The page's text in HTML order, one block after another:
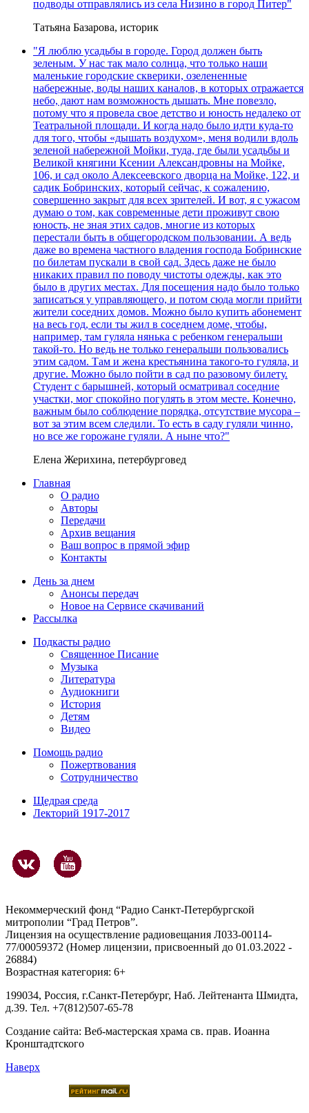
подводы отправлялись из села Низино в город Питер"
Татьяна Базарова, историк
"Я люблю усадьбы в городе. Город должен быть
зеленым. У нас так мало солнца, что только наши
маленькие городские скверики, озелененные
набережные, воды наших каналов, в которых отражается
небо, дают нам возможность дышать. Мне повезло,
потому что я провела свое детство и юность недалеко от
Театральной площади. И когда надо было идти куда-то
для того, чтобы «дышать воздухом», меня водили вдоль
зеленой набережной Мойки, туда, где были усадьбы и
Великой княгини Ксении Александровны на Мойке,
106, и сад около Алексеевского дворца на Мойке, 122, и
садик Бобринских, который сейчас, к сожалению,
совершенно закрыт для всех зрителей. И вот, я с ужасом
думаю о том, как современные дети проживут свою
юность, не зная этих садов, многие из которых
перестали быть в общегородском пользовании. А ведь
даже во времена частного владения господа Бобринские
по билетам пускали в свой сад. Здесь даже не было
никаких правил по поводу чистоты одежды, как это
было в других местах. Для посещения надо было только
записаться у управляющего, и потом сюда могли прийти
жители соседних домов. Можно было купить абонемент
на весь год, если ты жил в соседнем доме, чтобы,
например, там гуляла нянька с ребенком генеральши
такой-то. Но ведь не только генеральши пользовались
этим садом. Там и жена крестьянина такого-то гуляла, и
другие. Можно было пойти в сад по разовому билету.
Студент с барышней, который осматривал соседние
участки, мог спокойно погулять в этом месте. Конечно,
важным было соблюдение порядка, отсутствие мусора –
вот за этим всем следили. То есть в саду гуляли чинно,
но все же горожане гуляли. А ныне что?"
Елена Жерихина, петербурговед
Главная
О радио
Авторы
Передачи
Архив вещания
Ваш вопрос в прямой эфир
Контакты
День за днем
Анонсы передач
Новое на Сервисе скачиваний
Рассылка
Подкасты радио
Священное Писание
Музыка
Литература
Аудиокниги
История
Детям
Видео
Помощь радио
Пожертвования
Сотрудничество
Щедрая среда
Лекторий 1917-2017
Некоммерческий фонд “Радио Санкт-Петербургской
митрополии “Град Петров”.
Лицензия на осуществление радиовещания Л033-00114-
77/00059372 (Номер лицензии, присвоенный до 01.03.2022 -
26884)
Возрастная категория: 6+
199034, Россия, г.Санкт-Петербург, Наб. Лейтенанта Шмидта,
д.39. Тел. +7(812)507-65-78
Создание сайта: Веб-мастерская храма св. прав. Иоанна
Кронштадтского
Наверх